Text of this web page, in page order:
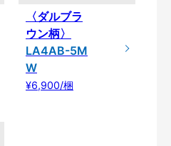
〈ダルブラ
ウン柄〉
LA4AB-5M
W
¥6,900/梱